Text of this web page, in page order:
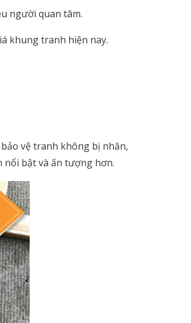
người quan tâm.
khung tranh hiện nay.
vệ tranh không bị nhăn,
bật và ấn tượng hơn.